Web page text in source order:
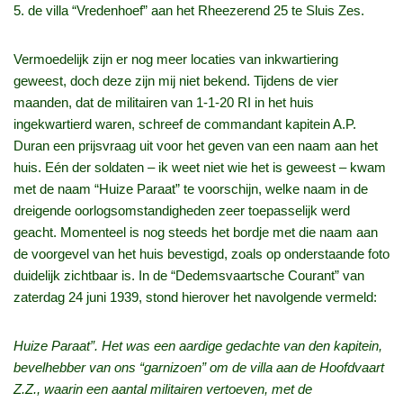
5. de villa “Vredenhoef” aan het Rheezerend 25 te Sluis Zes.
Vermoedelijk zijn er nog meer locaties van inkwartiering
geweest, doch deze zijn mij niet bekend. Tijdens de vier
maanden, dat de militairen van 1-1-20 RI in het huis
ingekwartierd waren, schreef de commandant kapitein A.P.
Duran een prijsvraag uit voor het geven van een naam aan het
huis. Eén der soldaten – ik weet niet wie het is geweest – kwam
met de naam “Huize Paraat” te voorschijn, welke naam in de
dreigende oorlogsomstandigheden zeer toepasselijk werd
geacht. Momenteel is nog steeds het bordje met die naam aan
de voorgevel van het huis bevestigd, zoals op onderstaande foto
duidelijk zichtbaar is. In de “Dedemsvaartsche Courant” van
zaterdag 24 juni 1939, stond hierover het navolgende vermeld:
Huize Paraat”. Het was een aardige gedachte van den kapitein,
bevelhebber van ons “garnizoen” om de villa aan de Hoofdvaart
Z.Z., waarin een aantal militairen vertoeven, met de